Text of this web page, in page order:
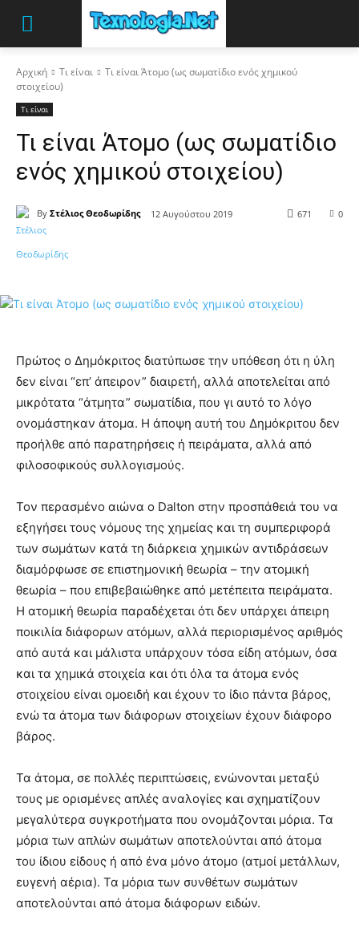
Αρχική Τι είναι
Τι είναι Άτομο (ως σωματίδιο ενός χημικού
στοιχείου)
Τι είναι
Τι είναι Άτομο (ως σωματίδιο
ενός χημικού στοιχείου)
By Στέλιος Θεοδωρίδης 12 Αυγούστου 2019 0
671
Πρώτος ο Δημόκριτος διατύπωσε την υπόθεση ότι η ύλη
δεν είναι “επ’ άπειρον” διαιρετή, αλλά αποτελείται από
μικρότατα “άτμητα” σωματίδια, που γι αυτό το λόγο
ονομάστηκαν άτομα. Η άποψη αυτή του Δημόκριτου δεν
προήλθε από παρατηρήσεις ή πειράματα, αλλά από
φιλοσοφικούς συλλογισμούς.
Τον περασμένο αιώνα ο Dalton στην προσπάθειά του να
εξηγήσει τους νόμους της χημείας και τη συμπεριφορά
των σωμάτων κατά τη διάρκεια χημικών αντιδράσεων
διαμόρφωσε σε επιστημονική θεωρία – την ατομική
θεωρία – που επιβεβαιώθηκε από μετέπειτα πειράματα.
Η ατομική θεωρία παραδέχεται ότι δεν υπάρχει άπειρη
ποικιλία διάφορων ατόμων, αλλά περιορισμένος αριθμός
από αυτά και μάλιστα υπάρχουν τόσα είδη ατόμων, όσα
και τα χημικά στοιχεία και ότι όλα τα άτομα ενός
στοιχείου είναι ομοειδή και έχουν το ίδιο πάντα βάρος,
ενώ τα άτομα των διάφορων στοιχείων έχουν διάφορο
βάρος.
Τα άτομα, σε πολλές περιπτώσεις, ενώνονται μεταξύ
τους με ορισμένες απλές αναλογίες και σχηματίζουν
μεγαλύτερα συγκροτήματα που ονομάζονται μόρια. Τα
μόρια των απλών σωμάτων αποτελούνται από άτομα
του ίδιου είδους ή από ένα μόνο άτομο (ατμοί μετάλλων,
ευγενή αέρια). Τα μόρια των συνθέτων σωμάτων
αποτελούνται από άτομα διάφορων ειδών.